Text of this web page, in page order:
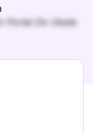
Portal Do Oeste